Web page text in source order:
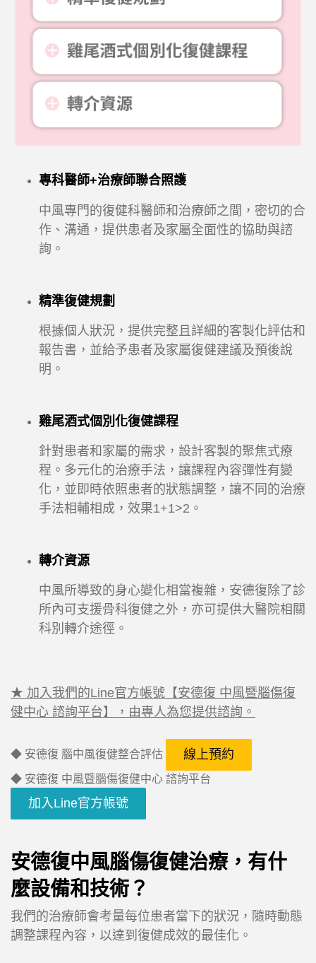
專科醫師+治療師聯合照護
中風專門的復健科醫師和治療師之間，密切的合
作、溝通，提供患者及家屬全面性的協助與諮
詢。
精準復健規劃
根據個人狀況，提供完整且詳細的客製化評估和
報告書，並給予患者及家屬復健建議及預後說
明。
雞尾酒式個別化復健課程
針對患者和家屬的需求，設計客製的聚焦式療
程。多元化的治療手法，讓課程內容彈性有變
化，並即時依照患者的狀態調整，讓不同的治療
手法相輔相成，效果1+1>2。
轉介資源
中風所導致的身心變化相當複雜，安德復除了診
所內可支援骨科復健之外，亦可提供大醫院相關
科別轉介途徑。
★ 加入我們的Line官方帳號【安德復 中風暨腦傷復
健中心 諮詢平台】，由專人為您提供諮詢。
◆ 安德復 腦中風復健整合評估 線上預約
◆ 安德復 中風暨腦傷復健中心 諮詢平台
加入Line官方帳號
安德復中風腦傷復健治療，有什
麼設備和技術？
我們的治療師會考量每位患者當下的狀況，隨時動態
調整課程內容，以達到復健成效的最佳化。